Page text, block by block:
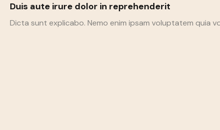
Duis aute irure dolor in reprehenderit
Dicta sunt explicabo. Nemo enim ipsam voluptatem